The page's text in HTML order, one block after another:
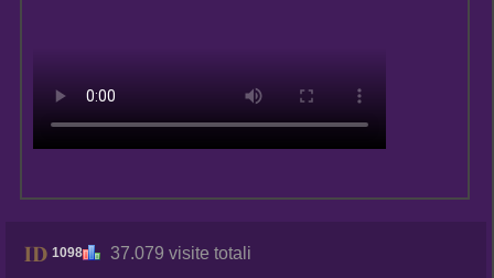
1098 37.079 visite totali